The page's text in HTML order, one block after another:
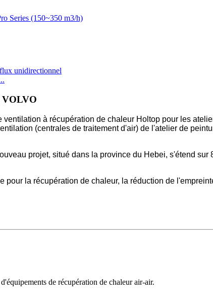
VOLVO
à récupération de chaleur Holtop pour les
(centrales de traitement d'air) de l'atelier de
projet, situé dans la province du Hebei, s'étend sur
la récupération de chaleur, la réduction de
de récupération de chaleur air-air.